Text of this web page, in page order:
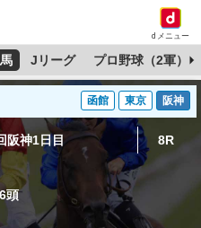
dメニュー
Jリーグ プロ野球（2軍）
函館 東京 阪神
阪神1日目 8R
頭